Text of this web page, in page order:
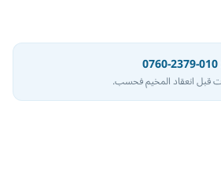
قبل انعقاد المخيم فحسب.